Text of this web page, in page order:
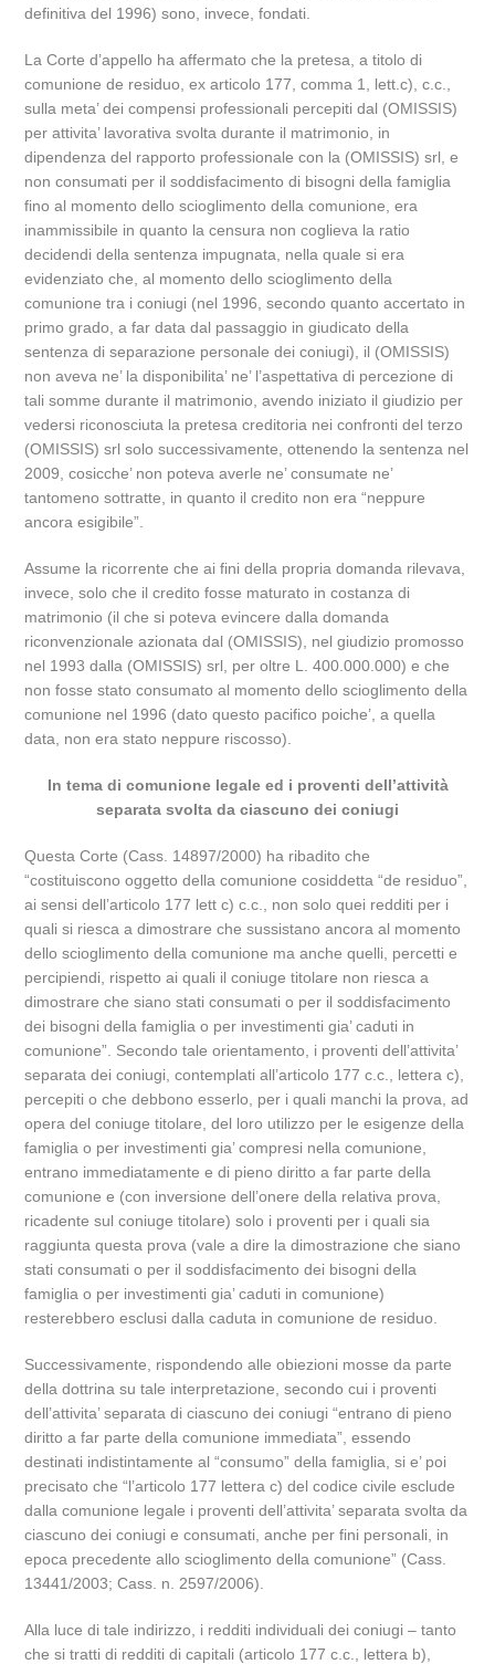
definitiva del 1996) sono, invece, fondati.
La Corte d’appello ha affermato che la pretesa, a titolo di
comunione de residuo, ex articolo 177, comma 1, lett.c), c.c.,
sulla meta’ dei compensi professionali percepiti dal (OMISSIS)
per attivita’ lavorativa svolta durante il matrimonio, in
dipendenza del rapporto professionale con la (OMISSIS) srl, e
non consumati per il soddisfacimento di bisogni della famiglia
fino al momento dello scioglimento della comunione, era
inammissibile in quanto la censura non coglieva la ratio
decidendi della sentenza impugnata, nella quale si era
evidenziato che, al momento dello scioglimento della
comunione tra i coniugi (nel 1996, secondo quanto accertato in
primo grado, a far data dal passaggio in giudicato della
sentenza di separazione personale dei coniugi), il (OMISSIS)
non aveva ne’ la disponibilita’ ne’ l’aspettativa di percezione di
tali somme durante il matrimonio, avendo iniziato il giudizio per
vedersi riconosciuta la pretesa creditoria nei confronti del terzo
(OMISSIS) srl solo successivamente, ottenendo la sentenza nel
2009, cosicche’ non poteva averle ne’ consumate ne’
tantomeno sottratte, in quanto il credito non era “neppure
ancora esigibile”.
Assume la ricorrente che ai fini della propria domanda rilevava,
invece, solo che il credito fosse maturato in costanza di
matrimonio (il che si poteva evincere dalla domanda
riconvenzionale azionata dal (OMISSIS), nel giudizio promosso
nel 1993 dalla (OMISSIS) srl, per oltre L. 400.000.000) e che
non fosse stato consumato al momento dello scioglimento della
comunione nel 1996 (dato questo pacifico poiche’, a quella
data, non era stato neppure riscosso).
In tema di comunione legale ed i proventi dell’attività
separata svolta da ciascuno dei coniugi
Questa Corte (Cass. 14897/2000) ha ribadito che
“costituiscono oggetto della comunione cosiddetta “de residuo”,
ai sensi dell’articolo 177 lett c) c.c., non solo quei redditi per i
quali si riesca a dimostrare che sussistano ancora al momento
dello scioglimento della comunione ma anche quelli, percetti e
percipiendi, rispetto ai quali il coniuge titolare non riesca a
dimostrare che siano stati consumati o per il soddisfacimento
dei bisogni della famiglia o per investimenti gia’ caduti in
comunione”. Secondo tale orientamento, i proventi dell’attivita’
separata dei coniugi, contemplati all’articolo 177 c.c., lettera c),
percepiti o che debbono esserlo, per i quali manchi la prova, ad
opera del coniuge titolare, del loro utilizzo per le esigenze della
famiglia o per investimenti gia’ compresi nella comunione,
entrano immediatamente e di pieno diritto a far parte della
comunione e (con inversione dell’onere della relativa prova,
ricadente sul coniuge titolare) solo i proventi per i quali sia
raggiunta questa prova (vale a dire la dimostrazione che siano
stati consumati o per il soddisfacimento dei bisogni della
famiglia o per investimenti gia’ caduti in comunione)
resterebbero esclusi dalla caduta in comunione de residuo.
Successivamente, rispondendo alle obiezioni mosse da parte
della dottrina su tale interpretazione, secondo cui i proventi
dell’attivita’ separata di ciascuno dei coniugi “entrano di pieno
diritto a far parte della comunione immediata”, essendo
destinati indistintamente al “consumo” della famiglia, si e’ poi
precisato che “l’articolo 177 lettera c) del codice civile esclude
dalla comunione legale i proventi dell’attivita’ separata svolta da
ciascuno dei coniugi e consumati, anche per fini personali, in
epoca precedente allo scioglimento della comunione” (Cass.
13441/2003; Cass. n. 2597/2006).
Alla luce di tale indirizzo, i redditi individuali dei coniugi – tanto
che si tratti di redditi di capitali (articolo 177 c.c., lettera b),